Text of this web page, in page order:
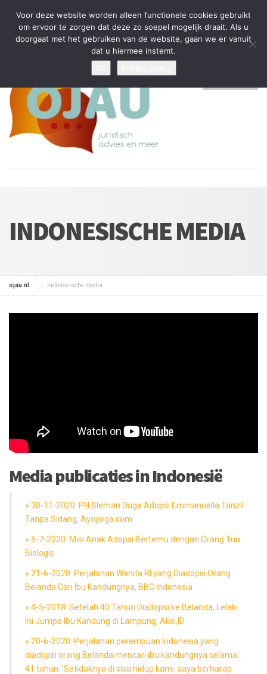
Tijdelijke stop: wegens drukte kan ik beperkt nieuwe zaken aannemen
en vragen beantwoorden
Algemene Voorwaarden
Disclaimer Privacybeleid
INDONESISCHE MEDIA
ojau.nl Indonesische media
Media publicaties in Indonesië
» 30-11-2020: PN Sleman Duga Adopsi Emmanuella Tanzil
Tanpa Sidang, Ayoyoga.com
» 5-7-2020: Misi Anak Adopsi Bertemu dengan Orang Tua
Biologis
» 21-6-2020: Perjalanan Wanita RI yang Diadopsi Orang
Belanda Cari Ibu Kandungnya, BBC Indonesia
» 4-5-2018: Setelah 40 Tahun Diadopsi ke Belanda, Lelaki
Ini Jumpa Ibu Kandung di Lampung, Aksi,ID
» 20-6-2020: Perjalanan perempuan Indonesia yang
diadopsi orang Belanda mencari ibu kandungnya selama
41 tahun: 'Setidaknya di sisa hidup kami, saya berharap
Voor deze website worden alleen functionele cookies gebruikt
om ervoor te zorgen dat deze zo soepel mogelijk draait. Als u
doorgaat met het gebruiken van de website, gaan we er vanuit
dat u hiermee instemt.